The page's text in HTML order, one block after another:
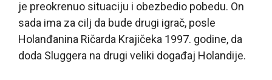
je preokrenuo situaciju i obezbedio pobedu. On
sada ima za cilj da bude drugi igrač, posle
Holanđanina Ričarda Krajičeka 1997. godine, da
doda Sluggera na drugi veliki događaj Holandije.